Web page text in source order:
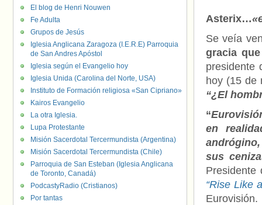
Asterix…
Se veía
gracia
presidente
hoy (15 de
“¿El
“
en
sus
“Rise Like
Eurovisión.
El blog de Henri Nouwen
Fe Adulta
Grupos de Jesús
Iglesia Anglicana Zaragoza (I.E.R.E) Parroquia
de San Andres Apóstol
Iglesia según el Evangelio hoy
Iglesia Unida (Carolina del Norte, USA)
Instituto de Formación religiosa «San Cipriano»
Kairos Evangelio
La otra Iglesia.
Lupa Protestante
Misión Sacerdotal Tercermundista (Argentina)
Misión Sacerdotal Tercermundista (Chile)
Parroquia de San Esteban (Iglesia Anglicana
de Toronto, Canadá)
PodcastyRadio (Cristianos)
Por tantas